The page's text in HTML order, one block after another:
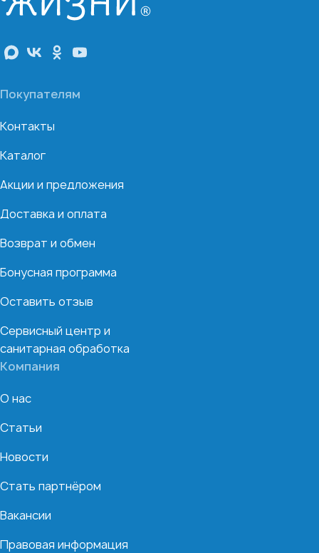
Покупателям
Контакты
Каталог
Акции и предложения
Доставка и оплата
Возврат и обмен
Бонусная программа
Оставить отзыв
Сервисный центр и
санитарная обработка
Компания
О нас
Статьи
Новости
Стать партнёром
Вакансии
Правовая информация